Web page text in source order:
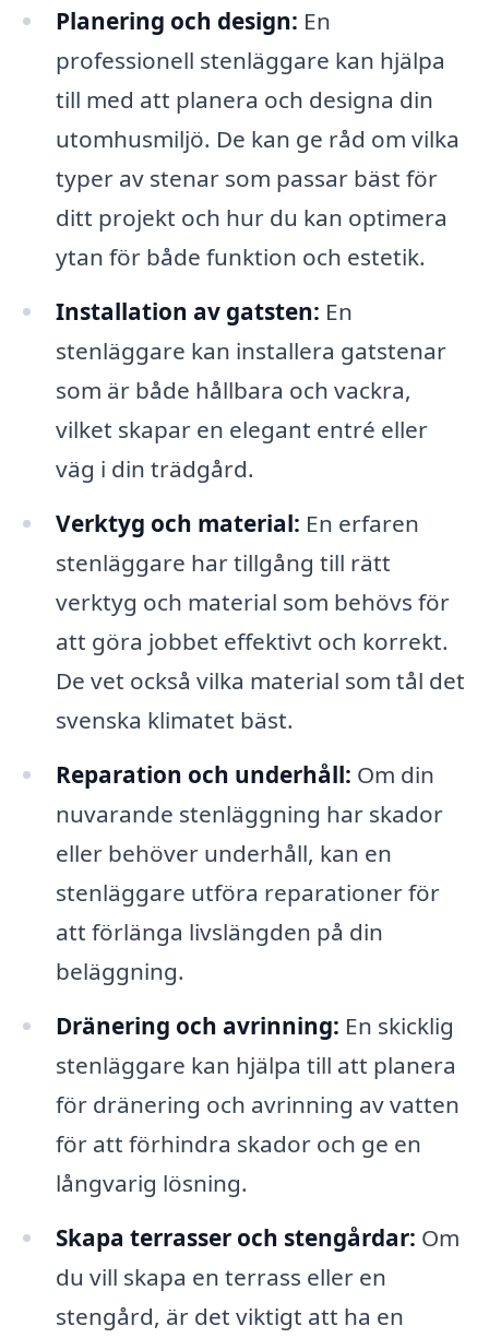
Planering och design: En
professionell stenläggare kan hjälpa
till med att planera och designa din
utomhusmiljö. De kan ge råd om vilka
typer av stenar som passar bäst för
ditt projekt och hur du kan optimera
ytan för både funktion och estetik.
Installation av gatsten: En
stenläggare kan installera gatstenar
som är både hållbara och vackra,
vilket skapar en elegant entré eller
väg i din trädgård.
Verktyg och material: En erfaren
stenläggare har tillgång till rätt
verktyg och material som behövs för
att göra jobbet effektivt och korrekt.
De vet också vilka material som tål det
svenska klimatet bäst.
Reparation och underhåll: Om din
nuvarande stenläggning har skador
eller behöver underhåll, kan en
stenläggare utföra reparationer för
att förlänga livslängden på din
beläggning.
Dränering och avrinning: En skicklig
stenläggare kan hjälpa till att planera
för dränering och avrinning av vatten
för att förhindra skador och ge en
långvarig lösning.
Skapa terrasser och stengårdar: Om
du vill skapa en terrass eller en
stengård, är det viktigt att ha en